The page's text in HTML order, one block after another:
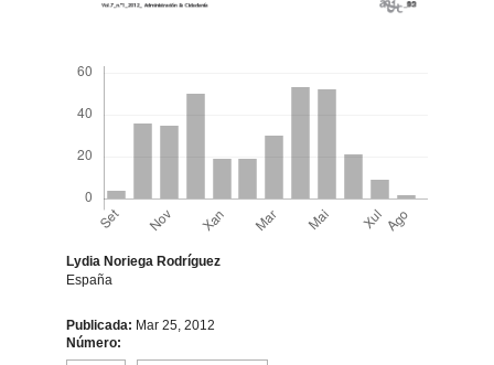
Lydia Noriega Rodríguez
España
Contido
Publicada: Mar 25, 2012
Número: